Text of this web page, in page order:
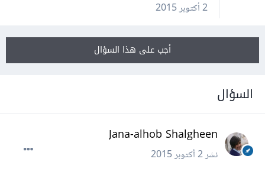
2 أكتوبر 2015
أجب على هذا السؤال
السؤال
Jana-alhob Shalgheen
نشر2 أكتوبر 2015